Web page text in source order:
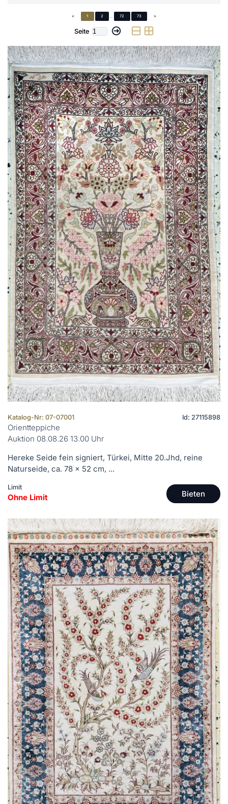
< 1 2 72 73 >
Seite
Katalog-Nr: 07-07001 Id: 27115898
Orientteppiche
Auktion 08.08.26 13.00 Uhr
Hereke Seide fein signiert, Türkei, Mitte 20.Jhd, reine
Naturseide, ca. 78 x 52 cm, ...
Limit
Ohne Limit Bieten